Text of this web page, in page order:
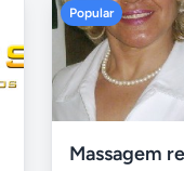
Popular